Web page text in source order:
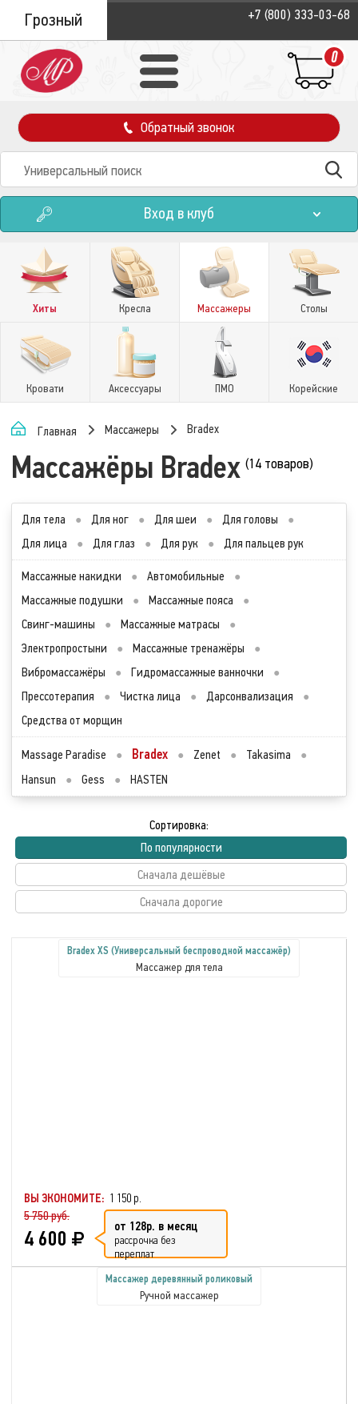
Грозный +7 (800) 333-03-68
0
Обратный звонок
Вход в клуб
Хиты Кресла Массажеры Столы
Кровати Аксессуары ПМО Корейские
Главная Массажеры Bradex
Массажёры Bradex (14 товаров)
Для тела ● Для ног ● Для шеи ● Для головы
●
Для лица
● Для глаз ● Для рук ● Для пальцев рук
Массажные накидки ● Автомобильные
●
Массажные подушки
● Массажные пояса
●
Свинг-машины
● Массажные матрасы
●
Электропростыни
● Массажные тренажёры
●
Вибромассажёры
● Гидромассажные ванночки
●
Прессотерапия
● Чистка лица ● Дарсонвализация
●
Средства от морщин
Massage Paradise ● Bradex ● Zenet ● Takasima
●
Hansun
● Gess ● HASTEN
Сортировка:
По популярности
Сначала дешёвые
Сначала дорогие
Bradex XS (Универсальный беспроводной массажёр)
Массажер для тела
ВЫ ЭКОНОМИТЕ: 1 150 р.
5 750 руб.
4 600 от 128р. в месяц
рассрочка без
переплат
Массажер деревянный роликовый
Ручной массажер